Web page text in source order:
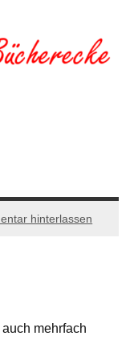
hinterlassen
mehrfach